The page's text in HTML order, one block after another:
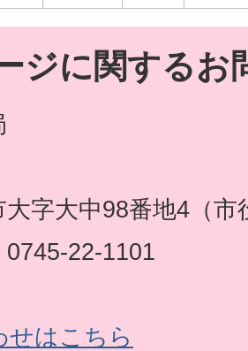
ジに関するお
大字大中98番地4（市
0745-22-1101
せはこちら